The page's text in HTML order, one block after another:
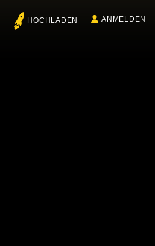
HOCHLADEN ANMELDEN